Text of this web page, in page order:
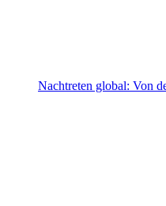
Nachtreten global: Von